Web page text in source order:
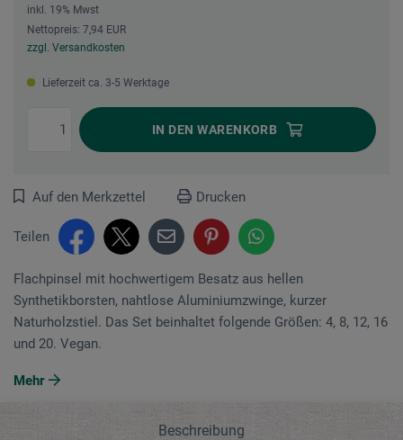
inkl. 19% Mwst
Nettopreis: 7,94 EUR
zzgl. Versandkosten
Lieferzeit ca. 3-5 Werktage
IN DEN WARENKORB
Auf den Merkzettel Drucken
Teilen
Flachpinsel mit hochwertigem Besatz aus hellen
Synthetikborsten, nahtlose Aluminiumzwinge, kurzer
Naturholzstiel. Das Set beinhaltet folgende Größen: 4, 8, 12, 16
und 20. Vegan.
Mehr
Beschreibung